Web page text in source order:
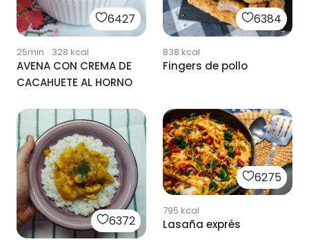
6427
25min · 328 kcal
AVENA CON CREMA DE
CACAHUETE AL HORNO
6384
838 kcal
Fingers de pollo
6372
6275
795 kcal
Lasaña exprés